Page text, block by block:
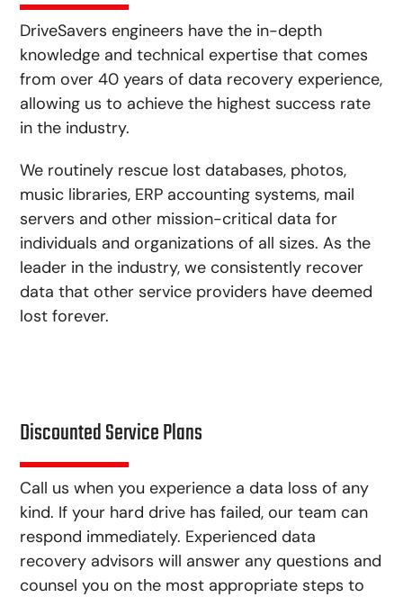
DriveSavers engineers have the in-depth
knowledge and technical expertise that comes
from over 40 years of data recovery experience,
allowing us to achieve the highest success rate
in the industry.
We routinely rescue lost databases, photos,
music libraries, ERP accounting systems, mail
servers and other mission-critical data for
individuals and organizations of all sizes. As the
leader in the industry, we consistently recover
data that other service providers have deemed
lost forever.
Discounted Service Plans
Call us when you experience a data loss of any
kind. If your hard drive has failed, our team can
respond immediately. Experienced data
recovery advisors will answer any questions and
counsel you on the most appropriate steps to